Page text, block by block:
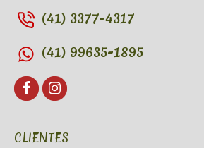
(41) 3377-4317
(41) 99635-1895
CLIENTES